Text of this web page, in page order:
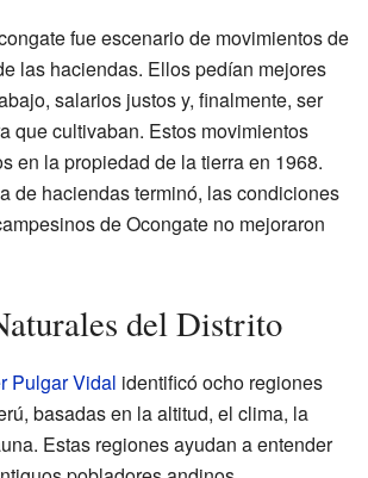
fue escenario de movimientos de
las haciendas. Ellos pedían mejores
salarios justos y, finalmente, ser
que cultivaban. Estos movimientos
en la propiedad de la tierra en 1968.
de haciendas terminó, las condiciones
de Ocongate no mejoraron
del Distrito
Pulgar Vidal identificó ocho regiones
basadas en la altitud, el clima, la
Estas regiones ayudan a entender